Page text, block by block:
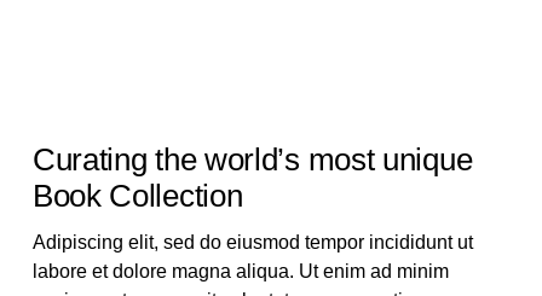
Curating the world’s most unique
Book Collection
Adipiscing elit, sed do eiusmod tempor incididunt ut
labore et dolore magna aliqua. Ut enim ad minim